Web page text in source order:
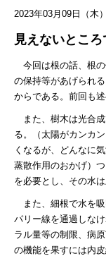
2023年03月09日（木）
見えないとこ
今回は根の話、根
の保持等があげられる
からである。 前回も
また、樹木は光合
る。（太陽がカンカ
くなるが、どんなに
蒸散作用のおかげ）
を必要とし、その水
また、細根で水を
パリー線を通過しな
ラル量等の制限、病
の機能を果すには内